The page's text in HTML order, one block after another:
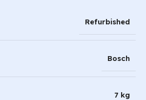
Refurbished
Bosch
7 kg